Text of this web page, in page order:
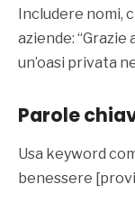
Includere nomi,
aziende: “Grazie
un’oasi privata
Parole
Usa keyword
benessere